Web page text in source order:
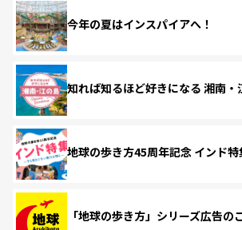
今年の夏はインスパイアへ！
知れば知るほど好きになる 湘南・
地球の歩き方45周年記念 インド特
「地球の歩き方」シリーズ広告の